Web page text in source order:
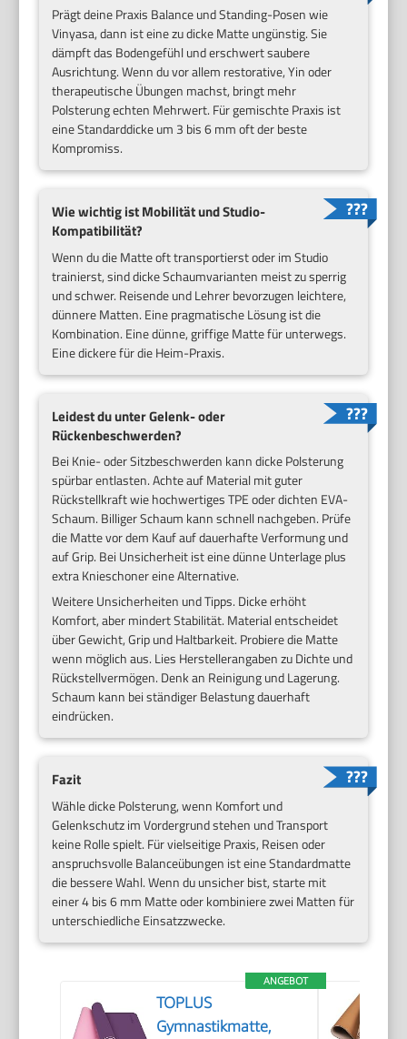
Prägt deine Praxis Balance und Standing-Posen wie
Vinyasa, dann ist eine zu dicke Matte ungünstig. Sie
dämpft das Bodengefühl und erschwert saubere
Ausrichtung. Wenn du vor allem restorative, Yin oder
therapeutische Übungen machst, bringt mehr
Polsterung echten Mehrwert. Für gemischte Praxis ist
eine Standarddicke um 3 bis 6 mm oft der beste
Kompromiss.
Wie wichtig ist Mobilität und Studio-
Kompatibilität?
Wenn du die Matte oft transportierst oder im Studio
trainierst, sind dicke Schaumvarianten meist zu sperrig
und schwer. Reisende und Lehrer bevorzugen leichtere,
dünnere Matten. Eine pragmatische Lösung ist die
Kombination. Eine dünne, griffige Matte für unterwegs.
Eine dickere für die Heim-Praxis.
Leidest du unter Gelenk- oder
Rückenbeschwerden?
Bei Knie- oder Sitzbeschwerden kann dicke Polsterung
spürbar entlasten. Achte auf Material mit guter
Rückstellkraft wie hochwertiges TPE oder dichten EVA-
Schaum. Billiger Schaum kann schnell nachgeben. Prüfe
die Matte vor dem Kauf auf dauerhafte Verformung und
auf Grip. Bei Unsicherheit ist eine dünne Unterlage plus
extra Knieschoner eine Alternative.
Weitere Unsicherheiten und Tipps. Dicke erhöht
Komfort, aber mindert Stabilität. Material entscheidet
über Gewicht, Grip und Haltbarkeit. Probiere die Matte
wenn möglich aus. Lies Herstellerangaben zu Dichte und
Rückstellvermögen. Denk an Reinigung und Lagerung.
Schaum kann bei ständiger Belastung dauerhaft
eindrücken.
Fazit
Wähle dicke Polsterung, wenn Komfort und
Gelenkschutz im Vordergrund stehen und Transport
keine Rolle spielt. Für vielseitige Praxis, Reisen oder
anspruchsvolle Balanceübungen ist eine Standardmatte
die bessere Wahl. Wenn du unsicher bist, starte mit
einer 4 bis 6 mm Matte oder kombiniere zwei Matten für
unterschiedliche Einsatzzwecke.
ANGEBOT
TOPLUS
Gymnastikmatte,